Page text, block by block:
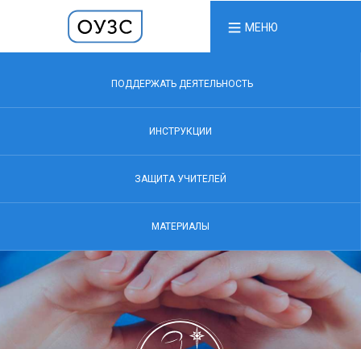
МЕНЮ
ПОДДЕРЖАТЬ ДЕЯТЕЛЬНОСТЬ
ИНСТРУКЦИИ
ЗАЩИТА УЧИТЕЛЕЙ
МАТЕРИАЛЫ